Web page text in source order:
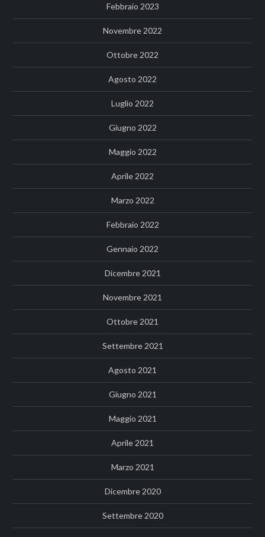
Febbraio 2023
Novembre 2022
Ottobre 2022
Agosto 2022
Luglio 2022
Giugno 2022
Maggio 2022
Aprile 2022
Marzo 2022
Febbraio 2022
Gennaio 2022
Dicembre 2021
Novembre 2021
Ottobre 2021
Settembre 2021
Agosto 2021
Giugno 2021
Maggio 2021
Aprile 2021
Marzo 2021
Dicembre 2020
Settembre 2020